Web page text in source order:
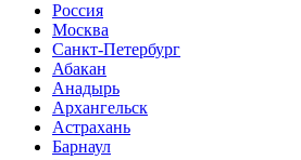
Россия
Москва
Санкт-Петербург
Абакан
Анадырь
Архангельск
Астрахань
Барнаул